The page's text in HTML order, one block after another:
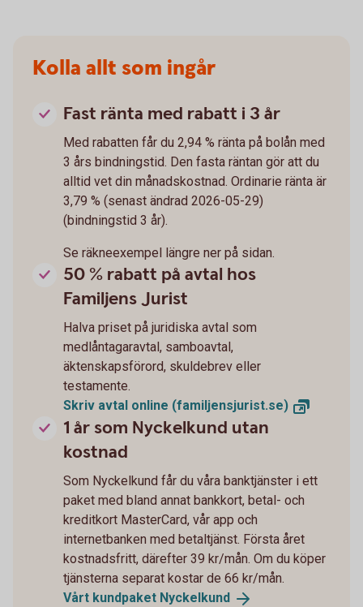
Kolla allt som ingår
Fast ränta med rabatt i 3 år
Med rabatten får du 2,94 % ränta på bolån med
3 års bindningstid. Den fasta räntan gör att du
alltid vet din månadskostnad. Ordinarie ränta är
3,79 % (senast ändrad 2026-05-29)
(bindningstid 3 år).
Se räkneexempel längre ner på sidan.
50 % rabatt på avtal hos
Familjens Jurist
Halva priset på juridiska avtal som
medlåntagaravtal, samboavtal,
äktenskapsförord, skuldebrev eller
testamente.
Skriv avtal online (familjensjurist.se)
1 år som Nyckelkund utan
kostnad
Som Nyckelkund får du våra banktjänster i ett
paket med bland annat bankkort, betal- och
kreditkort MasterCard, vår app och
internetbanken med betaltjänst. Första året
kostnadsfritt, därefter 39 kr/mån. Om du köper
tjänsterna separat kostar de 66 kr/mån.
Vårt kundpaket Nyckelkund